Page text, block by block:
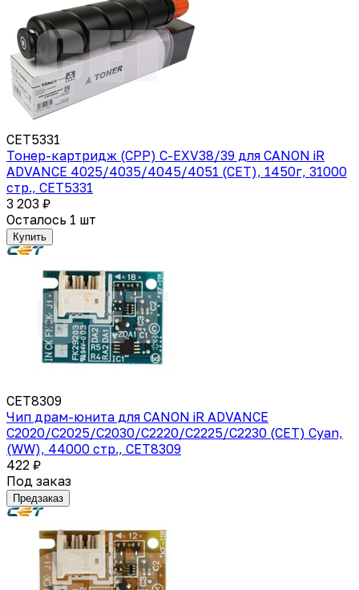
CET5331
Тонер-картридж (CPP) C-EXV38/39 для CANON iR
ADVANCE 4025/4035/4045/4051 (CET), 1450г, 31000
стр., CET5331
3 203 ₽
Осталось 1 шт
Купить
CET8309
Чип драм-юнита для CANON iR ADVANCE
C2020/C2025/C2030/C2220/C2225/C2230 (CET) Cyan,
(WW), 44000 стр., CET8309
422 ₽
Под заказ
Предзаказ